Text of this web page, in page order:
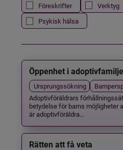
Föreskrifter
Verktyg
Psykisk hälsa
Öppenhet i
Ursprungssökning
Adoptivföräldrars
betydelse för barns möjligheter
är adoptivföräldra...
Rätten att få veta